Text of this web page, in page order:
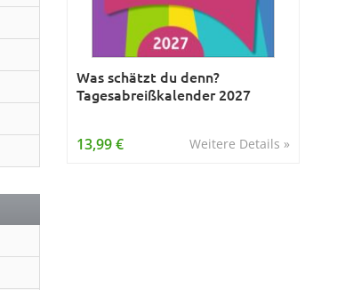
Was schätzt du denn?
Tagesabreißkalender 2027
Weitere Details »
13,99 €